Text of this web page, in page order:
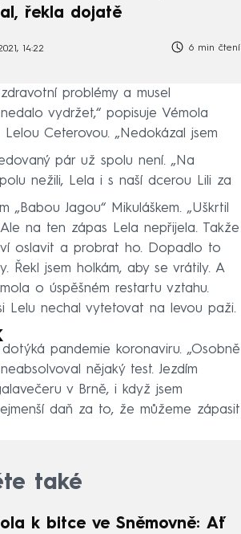
řekla dojatě
14:22 6 min čtení
problémy a musel
vydržet,“ popisuje Vémola
Ceterovou. „Nedokázal jsem
pár už spolu není. „Na
nežili, Lela i s naší dcerou Lili za
Jagou“ Mikuláškem. „Uškrtil
na ten zápas Lela nepřijela. Takže
oslavit a probrat ho. Dopadlo to
jsem holkám, aby se vrátily. A
o úspěšném restartu vztahu.
Lelu nechal vytetovat na levou paži.
pandemie koronaviru. „Osobně
nějaký test. Jezdím
v Brně, i když jsem
daň za to, že můžeme zápasit
také
k bitce ve Sněmovně: Ať